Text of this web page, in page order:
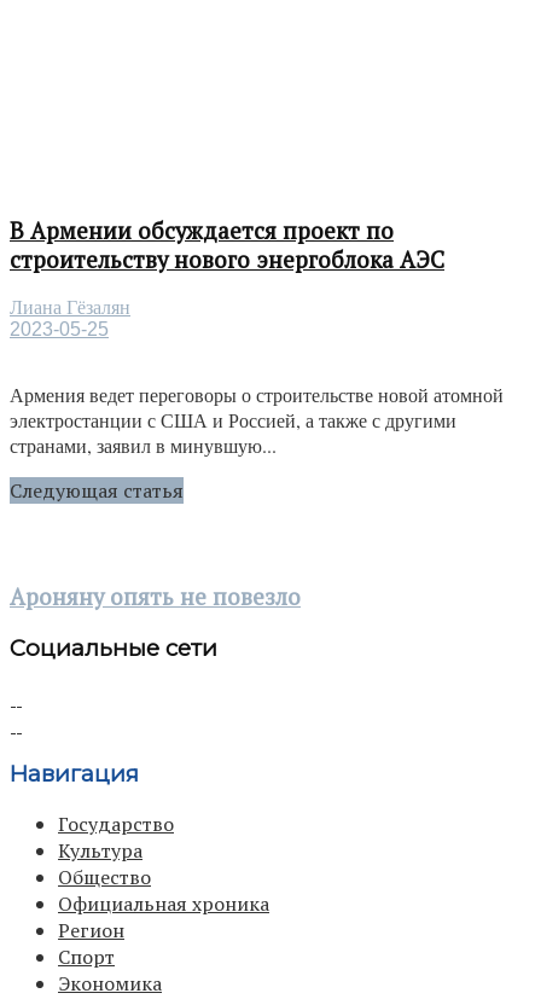
В Армении обсуждается проект по
строительству нового энергоблока АЭС
Лиана Гёзалян
2023-05-25
Армения ведет переговоры о строительстве новой атомной
электростанции с США и Россией, а также с другими
странами, заявил в минувшую...
Следующая статья
Ароняну опять не повезло
Социальные сети
Навигация
Государство
Культура
Общество
Официальная хроника
Регион
Спорт
Экономика